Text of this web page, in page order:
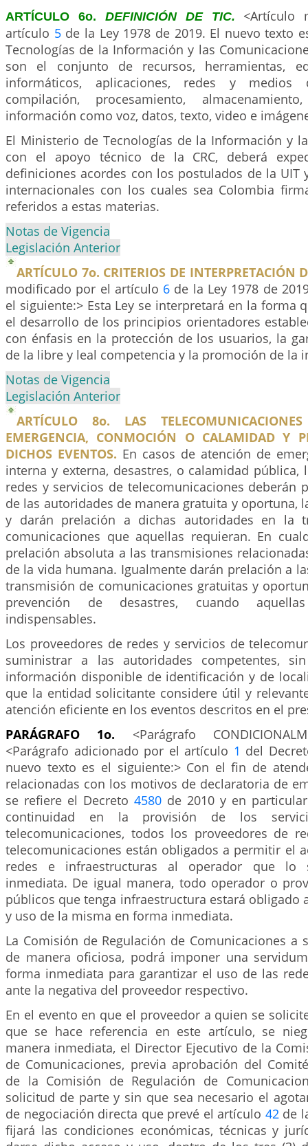
ARTÍCULO 6o. DEFINICIÓN DE TIC.
<Artículo
artículo 5de la Ley 1978 de 2019. El nuevo texto
Tecnologías de la Información y las
son el conjunto de recursos, herramientas,
informáticos, aplicaciones, redes y
compilación, procesamiento,
información como voz, datos, texto, video e
El Ministerio de Tecnologías de la Información y
con el apoyo técnico de la CRC, deberá
definiciones acordes con los postulados de la UIT
internacionales con los cuales sea Colombia
referidos a estas materias.
Notas de Vigencia
Legislación Anterior
ARTÍCULO 7o. CRITERIOS DE INTERPRETACIÓN
modificado por el artículo 6 de la Ley 1978 de
el siguiente:> Esta Ley se interpretará en la forma
el desarrollo de los principios orientadores
con énfasis en la protección de los usuarios, la
de la libre y leal competencia y la promoción de la
Notas de Vigencia
Legislación Anterior
ARTÍCULO 8o. LAS
EMERGENCIA, CONMOCIÓN O CALAMIDAD Y
DICHOS EVENTOS. En casos de atención de
interna y externa, desastres, o calamidad pública,
redes y servicios de telecomunicaciones deberán
de las autoridades de manera gratuita y oportuna,
y darán prelación a dichas autoridades en la
comunicaciones que aquellas requieran. En
prelación absoluta a las transmisiones
de la vida humana. Igualmente darán prelación a
transmisión de comunicaciones gratuitas y
prevención de desastres, cuando
indispensables.
Los proveedores de redes y servicios de
suministrar a las autoridades competentes,
información disponible de identificación y de
que la entidad solicitante considere útil y
atención eficiente en los eventos descritos en el
PARÁGRAFO 1o. <Parágrafo
<Parágrafo adicionado por el artículo 1 del
nuevo texto es el siguiente:> Con el fin de
relacionadas con los motivos de declaratoria de
se refiere el Decreto 4580 de 2010 y en
continuidad en la provisión de los
telecomunicaciones, todos los proveedores de
telecomunicaciones están obligados a permitir el
redes e infraestructuras al operador que lo
inmediata. De igual manera, todo operador o
públicos que tenga infraestructura estará obligado
y uso de la misma en forma inmediata.
La Comisión de Regulación de Comunicaciones a
de manera oficiosa, podrá imponer una
forma inmediata para garantizar el uso de las
ante la negativa del proveedor respectivo.
En el evento en que el proveedor a quien se
que se hace referencia en este artículo, se
manera inmediata, el Director Ejecutivo de la
de Comunicaciones, previa aprobación del
de la Comisión de Regulación de
solicitud de parte y sin que sea necesario el
de negociación directa que prevé el artículo 42de
fijará las condiciones económicas, técnicas y